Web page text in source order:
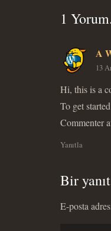
1 Yorum
A
13
Hi, this is a
To get
Commenter
Yanıtla
Bir
E-posta